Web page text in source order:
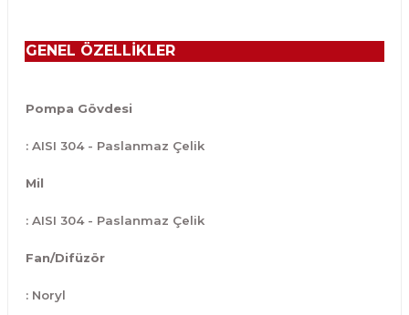
GENEL ÖZELLİKLER
Pompa Gövdesi
: AISI 304 - Paslanmaz Çelik
Mil
: AISI 304 - Paslanmaz Çelik
Fan/Difüzör
: Noryl